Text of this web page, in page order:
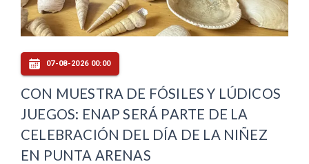
07-08-2026 00:00
CON MUESTRA DE FÓSILES Y LÚDICOS
JUEGOS: ENAP SERÁ PARTE DE LA
CELEBRACIÓN DEL DÍA DE LA NIÑEZ
EN PUNTA ARENAS